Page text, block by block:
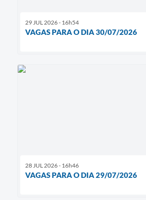
29 JUL 2026 - 16h54
VAGAS PARA O DIA 30/07/2026
28 JUL 2026 - 16h46
VAGAS PARA O DIA 29/07/2026